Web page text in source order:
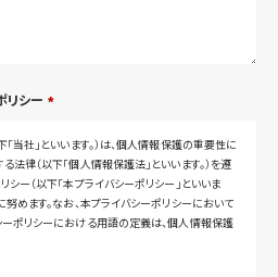
リシー *
当社」といいます。）は、個人情報保護の重要性に
律（以下「個人情報保護法」といいます。）を遵
ー（以下「本プライバシーポリシー」といいま
努めます。なお、本プライバシーポリシーにおいて
ーポリシーにおける用語の定義は、個人情報保護